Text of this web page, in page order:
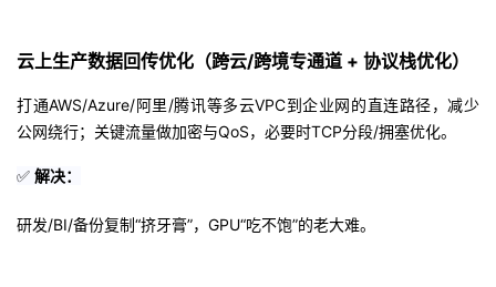
云上生产数据回传优化（跨云/跨境专通道 + 协议栈优化）
打通AWS/Azure/阿里/腾讯等多云VPC到企业网的直连路径，减少
公网绕行；关键流量做加密与QoS，必要时TCP分段/拥塞优化。
✅ 解决：
研发/BI/备份复制“挤牙膏”，GPU“吃不饱”的老大难。